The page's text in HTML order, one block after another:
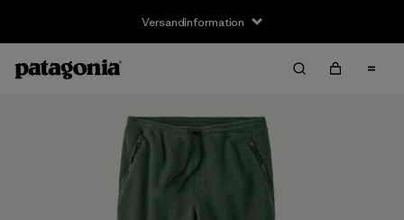
Versandinformation